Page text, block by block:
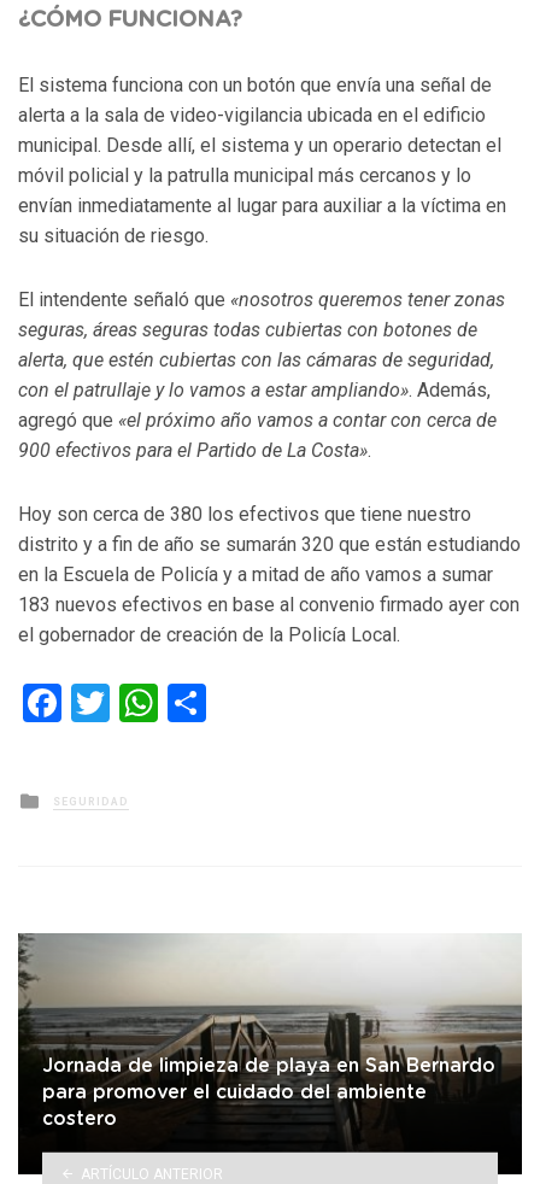
¿CÓMO FUNCIONA?
El sistema funciona con un botón que envía una señal de
alerta a la sala de video-vigilancia ubicada en el edificio
municipal. Desde allí, el sistema y un operario detectan el
móvil policial y la patrulla municipal más cercanos y lo
envían inmediatamente al lugar para auxiliar a la víctima en
su situación de riesgo.
El intendente señaló que «nosotros queremos tener zonas
seguras, áreas seguras todas cubiertas con botones de
alerta, que estén cubiertas con las cámaras de seguridad,
con el patrullaje y lo vamos a estar ampliando». Además,
agregó que «el próximo año vamos a contar con cerca de
900 efectivos para el Partido de La Costa».
Hoy son cerca de 380 los efectivos que tiene nuestro
distrito y a fin de año se sumarán 320 que están estudiando
en la Escuela de Policía y a mitad de año vamos a sumar
183 nuevos efectivos en base al convenio firmado ayer con
el gobernador de creación de la Policía Local.
Facebook
TwitterWhatsApp
Posted
in
SEGURIDAD
Jornada de limpieza de playa en San Bernardo
para promover el cuidado del ambiente
costero
ARTÍCULO ANTERIOR